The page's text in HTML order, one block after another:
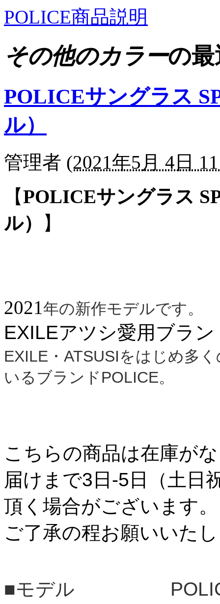
POLICE商品説明
その他のカラーの
POLICEサングラス
ル）
管理者 (2021年5月 4日
【POLICEサングラス
ル）
】
2021年の新作モデルです。
EXILEアツシ愛用ブラ
EXILE・ATSUSIをはじめ多
いるブランドPOLICE。
こちらの商品は在庫が
届けまで3日-5日（土日
頂く場合がございます。
ご了承の程お願いいた
■モデル